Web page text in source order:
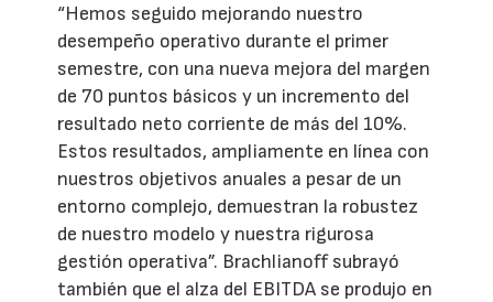
“Hemos seguido mejorando nuestro
desempeño operativo durante el primer
semestre, con una nueva mejora del margen
de 70 puntos básicos y un incremento del
resultado neto corriente de más del 10%.
Estos resultados, ampliamente en línea con
nuestros objetivos anuales a pesar de un
entorno complejo, demuestran la robustez
de nuestro modelo y nuestra rigurosa
gestión operativa”. Brachlianoff subrayó
también que el alza del EBITDA se produjo en